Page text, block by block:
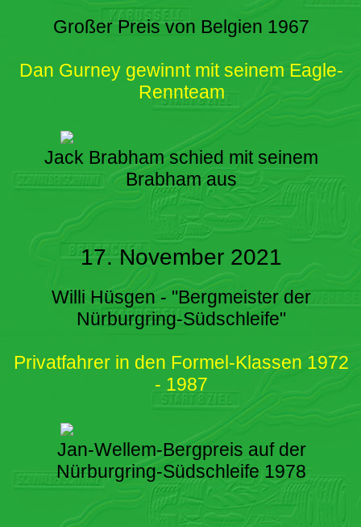
Großer Preis von Belgien 1967
Dan Gurney gewinnt mit seinem Eagle-
Rennteam
Jack Brabham schied mit seinem
Brabham aus
17. November 2021
Willi Hüsgen - "Bergmeister der
Nürburgring-Südschleife"
Privatfahrer in den Formel-Klassen 1972
- 1987
Jan-Wellem-Bergpreis auf der
Nürburgring-Südschleife 1978